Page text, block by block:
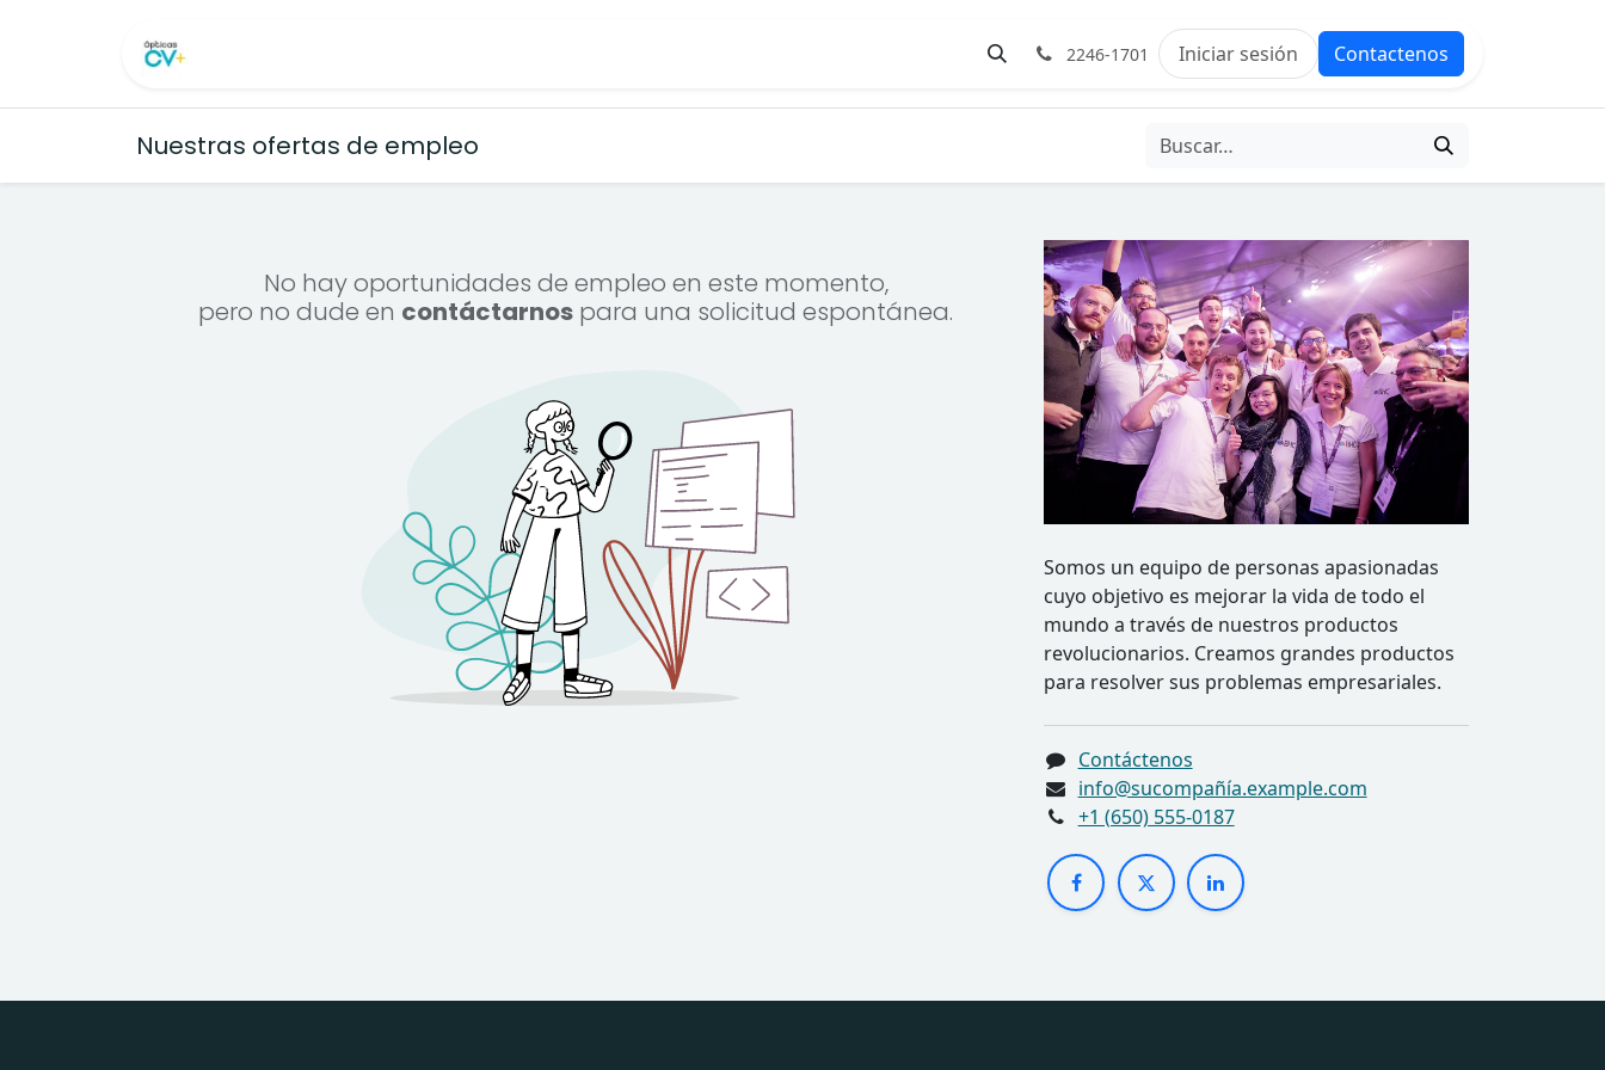
2246-1701 Iniciar sesión Contactenos
Nuestras ofertas de empleo
No hay oportunidades de empleo en este momento,
pero no dude en contáctarnos para una solicitud espontánea.
Somos un equipo de personas apasionadas
cuyo objetivo es mejorar la vida de todo el
mundo a través de nuestros productos
revolucionarios. Creamos grandes productos
para resolver sus problemas empresariales.
Contáctenos
info@sucompañía.example.com
+1 (650) 555-0187